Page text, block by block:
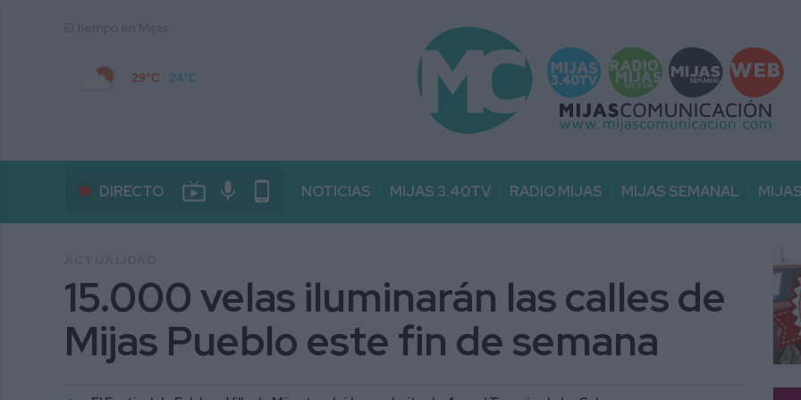
29°C 24°C
DIRECTO live_tv mic phone_android NOTICIAS MIJAS 3.40TV RADIO MIJAS MIJAS SEMANAL
15.000 velas iluminarán las calles de
Mijas Pueblo este fin de semana